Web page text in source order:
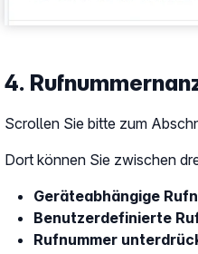
4.
Scrollen Sie bitte zum
Dort können Sie zwischen
Geräteabhängige
Benutzerdefinierte
Rufnummer